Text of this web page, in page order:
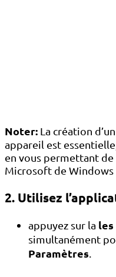
Noter: La création
appareil est
en vous permettant
Microsoft de Windows
2. Utilisez
appuyez sur la
simultanément
Paramètres